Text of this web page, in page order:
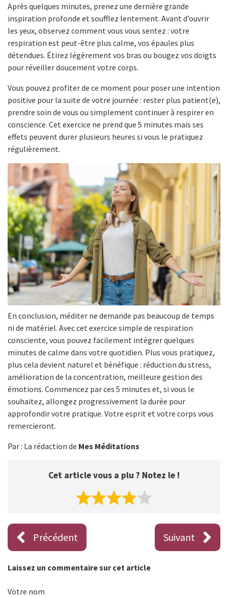
Après quelques minutes, prenez une dernière grande
inspiration profonde et soufflez lentement. Avant d’ouvrir
les yeux, observez comment vous vous sentez : votre
respiration est peut-être plus calme, vos épaules plus
détendues. Étirez légèrement vos bras ou bougez vos doigts
pour réveiller doucement votre corps.
Vous pouvez profiter de ce moment pour poser une intention
positive pour la suite de votre journée : rester plus patient(e),
prendre soin de vous ou simplement continuer à respirer en
conscience. Cet exercice ne prend que 5 minutes mais ses
effets peuvent durer plusieurs heures si vous le pratiquez
régulièrement.
En conclusion, méditer ne demande pas beaucoup de temps
ni de matériel. Avec cet exercice simple de respiration
consciente, vous pouvez facilement intégrer quelques
minutes de calme dans votre quotidien. Plus vous pratiquez,
plus cela devient naturel et bénéfique : réduction du stress,
amélioration de la concentration, meilleure gestion des
émotions. Commencez par ces 5 minutes et, si vous le
souhaitez, allongez progressivement la durée pour
approfondir votre pratique. Votre esprit et votre corps vous
remercieront.
Par : La rédaction de Mes Méditations
Cet article vous a plu ? Notez le !
Précédent Suivant
Laissez un commentaire sur cet article
Votre nom